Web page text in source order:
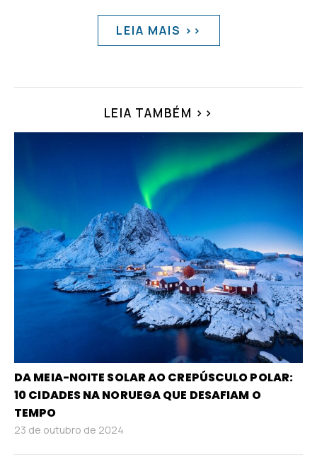
LEIA MAIS >>
LEIA TAMBÉM >>
DA MEIA-NOITE SOLAR AO CREPÚSCULO POLAR:
10 CIDADES NA NORUEGA QUE DESAFIAM O
TEMPO
23 de outubro de 2024